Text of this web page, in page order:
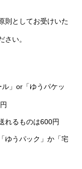
則としてお受けいた
さい。
」or「ゆうパケッ
れるものは600円
ゆうパック」か「宅